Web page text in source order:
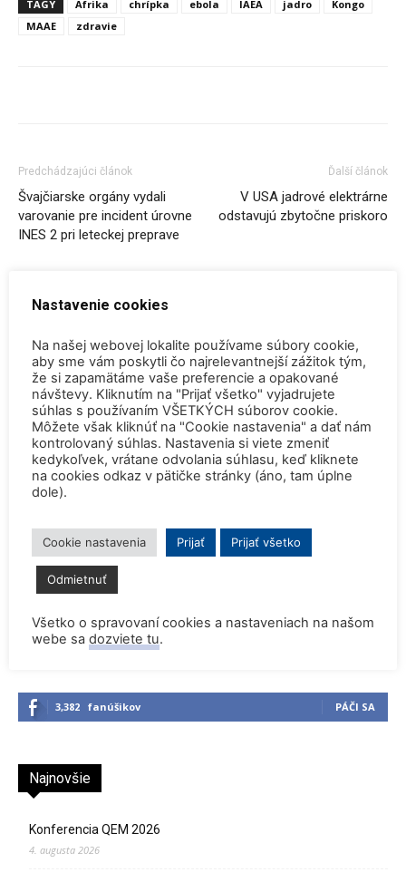
TAGY Afrika chrípka ebola IAEA jadro
Kongo
MAAE
zdravie
Predchádzajúci článok
Švajčiarske orgány vydali
varovanie pre incident úrovne
INES 2 pri leteckej preprave
Ďalší článok
V USA jadrové elektrárne
odstavujú zbytočne priskoro
SÚVISIACE ČLÁNKY
Konferencia QEM 2026
Rekordne nízka hladina Dunaja vynútili
odstavenie JE Paks a JE Cernavoda
prevádzke o dva roky dlhšie
3,382 fanúšikov PÁČI SA
Najnovšie
Konferencia QEM 2026
4. augusta 2026
Nastavenie cookies
Na našej webovej lokalite používame súbory cookie,
aby sme vám poskytli čo najrelevantnejší zážitok tým,
že si zapamätáme vaše preferencie a opakované
návštevy. Kliknutím na "Prijať všetko" vyjadrujete
súhlas s používaním VŠETKÝCH súborov cookie.
Môžete však kliknúť na "Cookie nastavenia" a dať nám
kontrolovaný súhlas. Nastavenia si viete zmeniť
kedykoľvek, vrátane odvolania súhlasu, keď kliknete
na cookies odkaz v pätičke stránky (áno, tam úplne
dole).
Cookie nastavenia Prijať Prijať všetko
Odmietnuť
Všetko o spravovaní cookies a nastaveniach na našom
webe sa dozviete tu.